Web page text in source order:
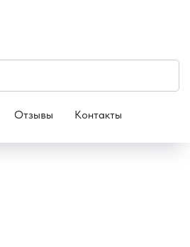
Отзывы Контакты